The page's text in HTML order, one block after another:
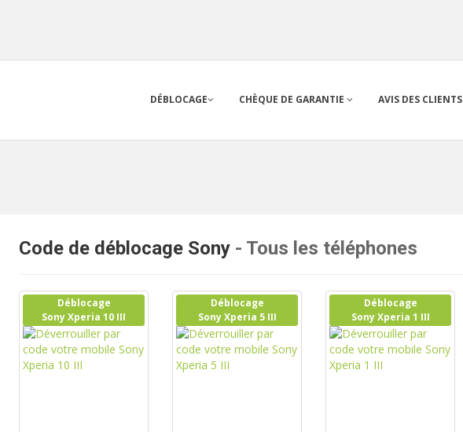
DÉBLOCAGE CHÈQUE DE GARANTIE AVIS DES CLIENTS
Code de déblocage Sony - Tous les téléphones
Déblocage
Sony Xperia 10 III
Déblocage
Sony Xperia 5 III
Déblocage
Sony Xperia 1 III